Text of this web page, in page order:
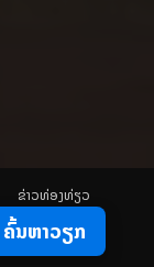
​ຂ່າວທ່ອງທ່ຽວ
ຄົ້ນຫາວຽກ